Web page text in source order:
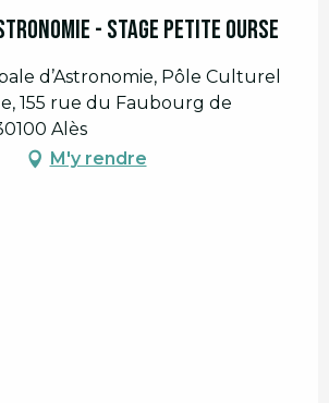
- Stage Petite Ourse
d’Astronomie, Pôle Culturel
155 rue du Faubourg de
Alès
M'y rendre